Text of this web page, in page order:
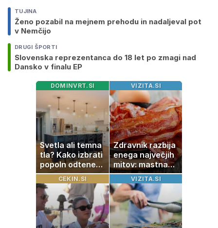
TUJINA
Ženo pozabil na mejnem prehodu in nadaljeval pot
v Nemčijo
DRUGI ŠPORTI
Slovenska reprezentanca do 18 let po zmagi nad
Dansko v finalu EP
DOMINVRT.SI
Svetla ali temna
tla? Kako izbrati
popoln odtenek
za vaš dom
VIZITA.SI
Zdravnik razbija
enega največjih
mitov: mastna
jetra ne
nastanejo zaradi
slanine, temveč
zaradi živila, ki
ga imamo vsi
radi
CEKIN.SI VIZITA.SI